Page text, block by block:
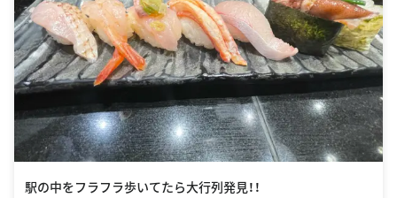
駅の中をフラフラ歩いてたら大行列発見！！